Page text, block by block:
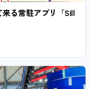
る常駐アプリ「Sill